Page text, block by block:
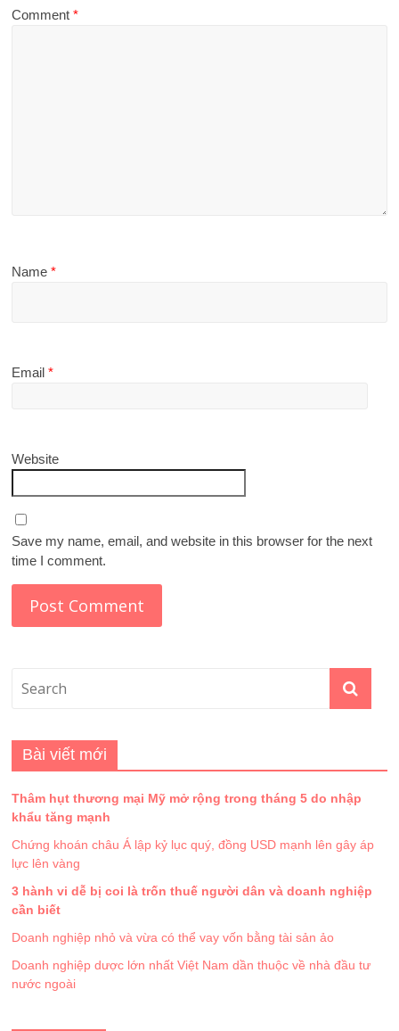
Comment*
Name*
Email*
Website
Save my name, email, and website in this browser for the next
time I comment.
Bài viết mới
Thâm hụt thương mại Mỹ mở rộng trong tháng 5 do nhập
khẩu tăng mạnh
Chứng khoán châu Á lập kỷ lục quý, đồng USD mạnh lên gây áp
lực lên vàng
3 hành vi dễ bị coi là trốn thuế người dân và doanh nghiệp
cần biết
Doanh nghiệp nhỏ và vừa có thể vay vốn bằng tài sản ảo
Doanh nghiệp dược lớn nhất Việt Nam dần thuộc về nhà đầu tư
nước ngoài